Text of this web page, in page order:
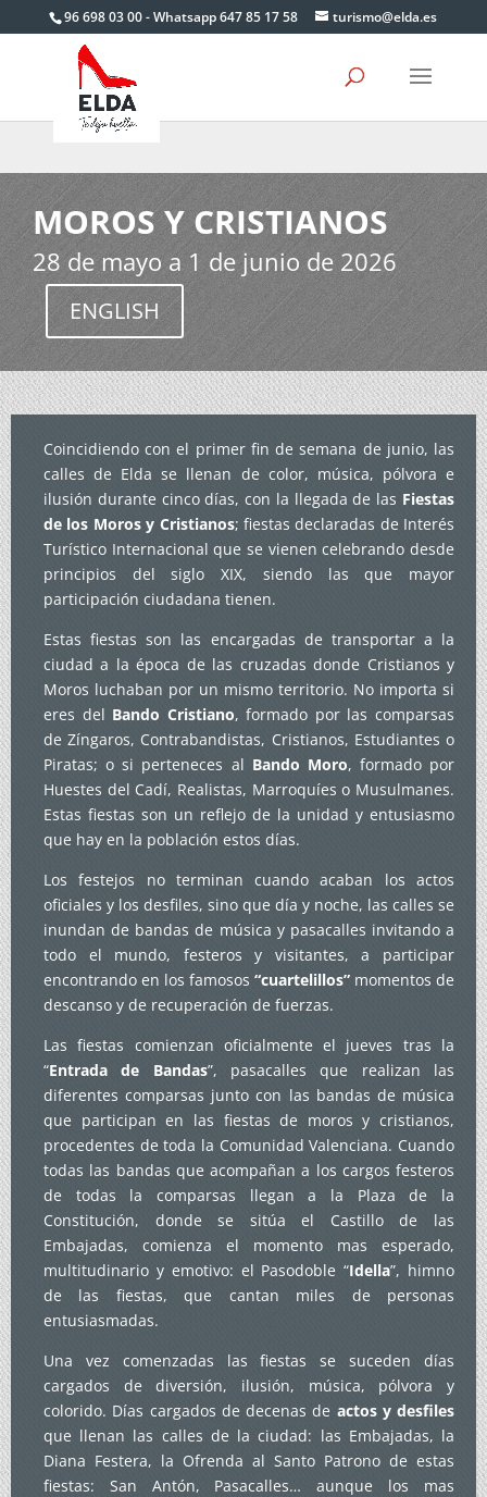
96 698 03 00 - Whatsapp 647 85 17 58 turismo@elda.es
MOROS Y CRISTIANOS
28 de mayo a 1 de junio de 2026
ENGLISH
Coincidiendo con el primer fin de semana de junio, las
calles de Elda se llenan de color, música, pólvora e
ilusión durante cinco días, con la llegada de las Fiestas
de los Moros y Cristianos; fiestas declaradas de Interés
Turístico Internacional que se vienen celebrando desde
principios del siglo XIX, siendo las que mayor
participación ciudadana tienen.
Estas fiestas son las encargadas de transportar a la
ciudad a la época de las cruzadas donde Cristianos y
Moros luchaban por un mismo territorio. No importa si
eres del Bando Cristiano, formado por las comparsas
de Zíngaros, Contrabandistas, Cristianos, Estudiantes o
Piratas; o si perteneces al Bando Moro, formado por
Huestes del Cadí, Realistas, Marroquíes o Musulmanes.
Estas fiestas son un reflejo de la unidad y entusiasmo
que hay en la población estos días.
Los festejos no terminan cuando acaban los actos
oficiales y los desfiles, sino que día y noche, las calles se
inundan de bandas de música y pasacalles invitando a
todo el mundo, festeros y visitantes, a participar
encontrando en los famosos “cuartelillos” momentos de
descanso y de recuperación de fuerzas.
Las fiestas comienzan oficialmente el jueves tras la
“Entrada de Bandas”, pasacalles que realizan las
diferentes comparsas junto con las bandas de música
que participan en las fiestas de moros y cristianos,
procedentes de toda la Comunidad Valenciana. Cuando
todas las bandas que acompañan a los cargos festeros
de todas la comparsas llegan a la Plaza de la
Constitución, donde se sitúa el Castillo de las
Embajadas, comienza el momento mas esperado,
multitudinario y emotivo: el Pasodoble “Idella”, himno
de las fiestas, que cantan miles de personas
entusiasmadas.
Una vez comenzadas las fiestas se suceden días
cargados de diversión, ilusión, música, pólvora y
colorido. Días cargados de decenas de actos y desfiles
que llenan las calles de la ciudad: las Embajadas, la
Diana Festera, la Ofrenda al Santo Patrono de estas
fiestas: San Antón, Pasacalles… aunque los mas